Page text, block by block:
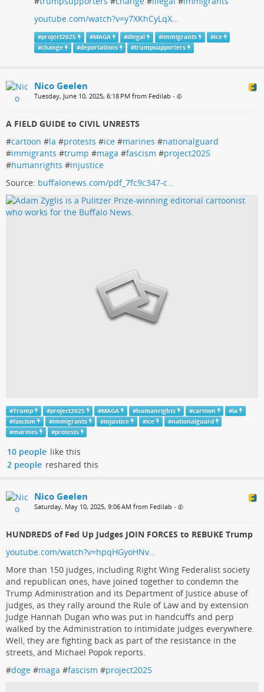
youtube.com/watch?v=y7XKhCyLqX…
#project2025 #MAGA #illegal #immigrants #ice
#change #deportations #trumpsupporters
Nico Geelen
Tuesday, June 10, 2025, 6:18 PM from Fedilab •
A FIELD GUIDE to CIVIL UNRESTS
#cartoon #la #protests #ice #marines #nationalguard
#immigrants #trump #maga #fascism #project2025
#humanrights #injustice
Source: buffalonews.com/pdf_7fc9c347-c…
#Trump #project2025 #MAGA #humanrights #cartoon #la
#fascism #immigrants #injustice #ice #nationalguard
#marines #protests
10 people like this
2 people reshared this
Nico Geelen
Saturday, May 10, 2025, 9:06 AM from Fedilab •
HUNDREDS of Fed Up Judges JOIN FORCES to REBUKE Trump
youtube.com/watch?v=hpqHGyoHNv…
More than 150 judges, including Right Wing Federalist society
and republican ones, have joined together to condemn the
Trump Administration and its Department of Justice abuse of
judges, as they rally around the Rule of Law and by extension
Judge Hannah Dugan who was put in handcuffs and perp
walked by the Administration to intimidate judges everywhere.
Well, they are fighting back as part of the resistance in the
streets, and Michael Popok reports.
#doge #maga #fascism #project2025